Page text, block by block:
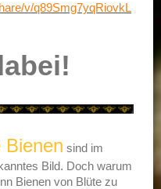
v/q89Smg7yqRiovkL
Bienen sind im
Bild. Doch warum
Bienen von Blüte zu